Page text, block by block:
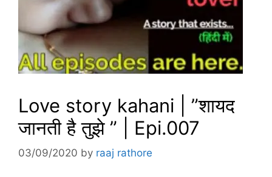
Love story kahani | ”शायद
जानती है तुझे ” | Epi.007
03/09/2020 by raaj rathore